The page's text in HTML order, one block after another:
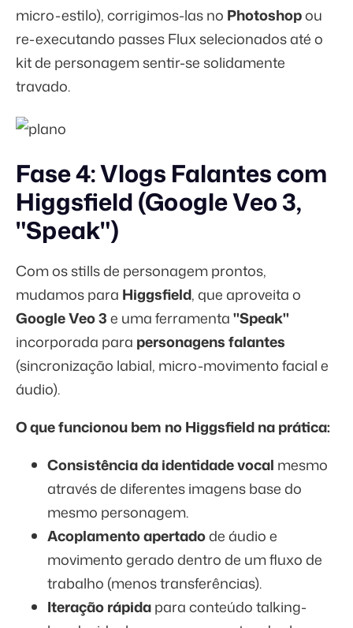
micro-estilo), corrigimos-las no Photoshopou
re-executando passes Flux selecionados até o
kit de personagem sentir-se solidamente
travado.
Fase 4: Vlogs Falantes com
Higgsfield (Google Veo 3,
"Speak")
Com os stills de personagem prontos,
mudamos para Higgsfield, que aproveita o
Google Veo 3e uma ferramenta"Speak"
incorporada para personagens falantes
(sincronização labial, micro-movimento facial e
áudio).
O que funcionou bem no Higgsfield na prática:
Consistência da identidade vocal mesmo
através de diferentes imagens base do
mesmo personagem.
Acoplamento apertadode áudio e
movimento gerado dentro de um fluxo de
trabalho (menos transferências).
Iteração rápidapara conteúdo talking-